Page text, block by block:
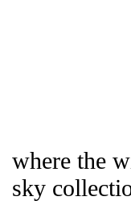
where the
sky